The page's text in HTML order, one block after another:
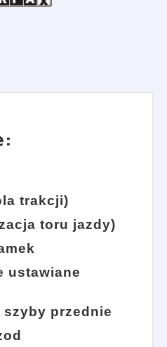
:
trakcji)
toru jazdy)
ustawiane
przednie